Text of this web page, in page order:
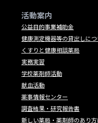
活動案内
公益目的事業補助金
健康測定機器等の貸出しに
くすりと健康相談薬局
実務実習
学校薬剤師活動
献血活動
薬事情報センター
調査結果・研究報告書
新しい薬局・薬剤師のあり